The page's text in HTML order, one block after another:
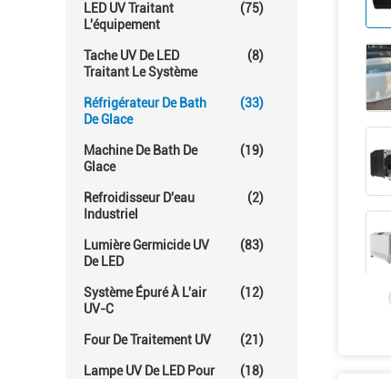
LED UV Traitant
L'équipement
(75)
Tache UV De LED
Traitant Le Système
(8)
Réfrigérateur De Bath
De Glace
(33)
Machine De Bath De
Glace
(19)
Refroidisseur D'eau
Industriel
(2)
Lumière Germicide UV
De LED
(83)
Système Épuré À L'air
UV-C
(12)
Four De Traitement UV (21)
Lampe UV De LED Pour
(18)